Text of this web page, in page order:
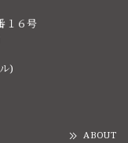
１６号
)
ABOUT